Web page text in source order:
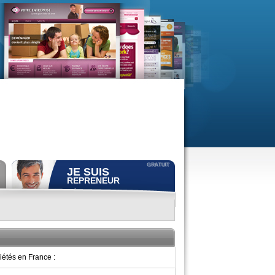
JE SUIS
REPRENEUR
Déposer gratuitementune
ACCÈS REPRENEUR
en France :